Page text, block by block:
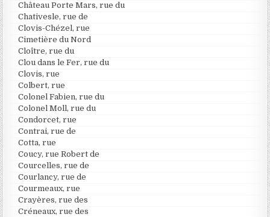
Château Porte Mars, rue du
Chativesle, rue de
Clovis-Chézel, rue
Cimetière du Nord
Cloître, rue du
Clou dans le Fer, rue du
Clovis, rue
Colbert, rue
Colonel Fabien, rue du
Colonel Moll, rue du
Condorcet, rue
Contrai, rue de
Cotta, rue
Coucy, rue Robert de
Courcelles, rue de
Courlancy, rue de
Courmeaux, rue
Crayères, rue des
Créneaux, rue des